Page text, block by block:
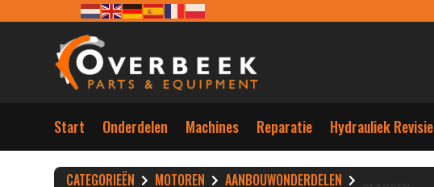
Start Onderdelen Machines Reparatie Hydrauliek Revisie
CATEGORIEËN MOTOREN AANBOUWONDERDELEN